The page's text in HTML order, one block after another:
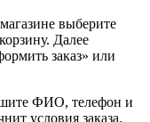
выберите
Далее
заказ» или
ФИО, телефон и
условия заказа.